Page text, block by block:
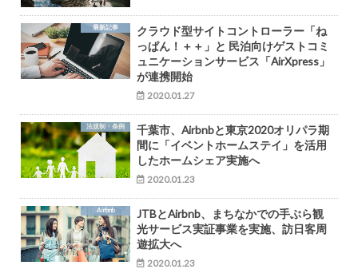
最新記事
クラウド型サイトコントローラー「ね
っぱん！＋＋」と 民泊向けゲストコミ
ュニケーションサービス「AirXpress」
が連携開始
2020.01.27
法規制・条例
千葉市、Airbnbと東京2020オリパラ期
間に「イベントホームステイ」を活用
したホームシェア実施へ
2020.01.23
Airbnb
JTBとAirbnb、まちなかでの手ぶら観
光サービス実証事業を実施、訪日客周
遊拡大へ
2020.01.23